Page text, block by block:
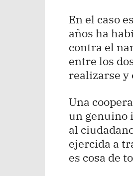
En el caso
años ha
contra el
entre los
realizarse y
Una
un genuino
al
ejercida a
es cosa de